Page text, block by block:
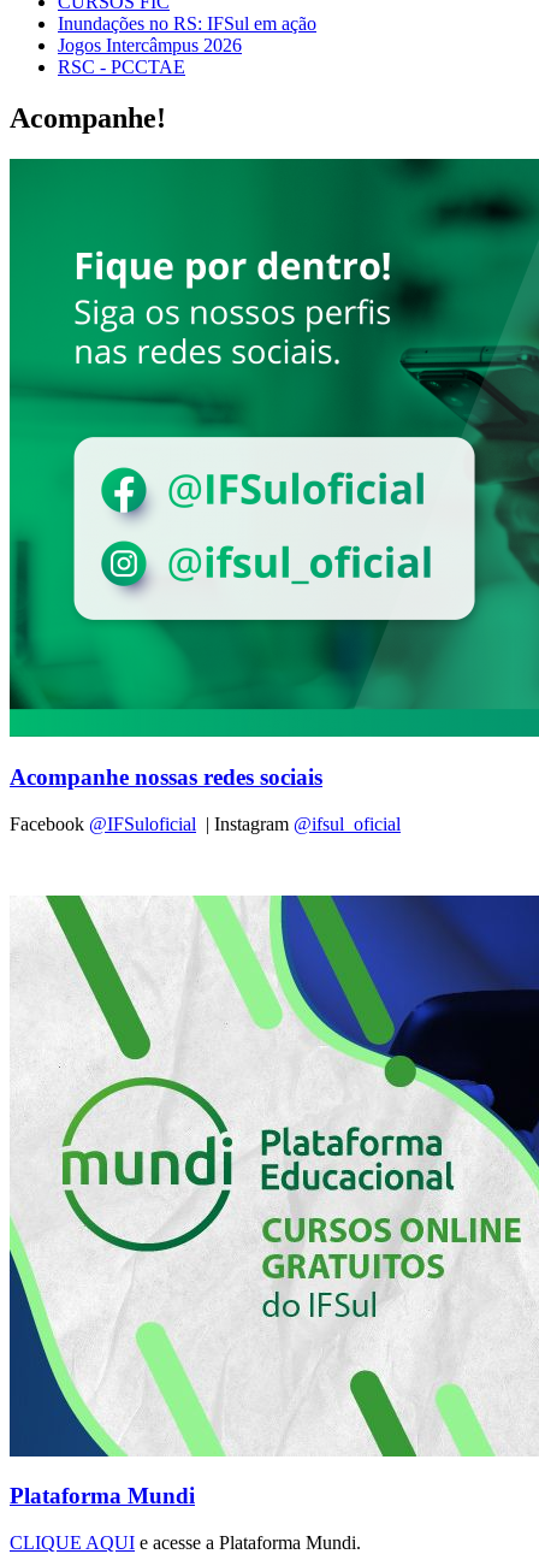
Inundações no RS: IFSul em ação
Jogos Intercâmpus 2026
RSC - PCCTAE
Acompanhe!
Acompanhe nossas redes sociais
Facebook @IFSuloficial | Instagram @ifsul_oficial
Plataforma Mundi
CLIQUE AQUI e acesse a Plataforma Mundi.